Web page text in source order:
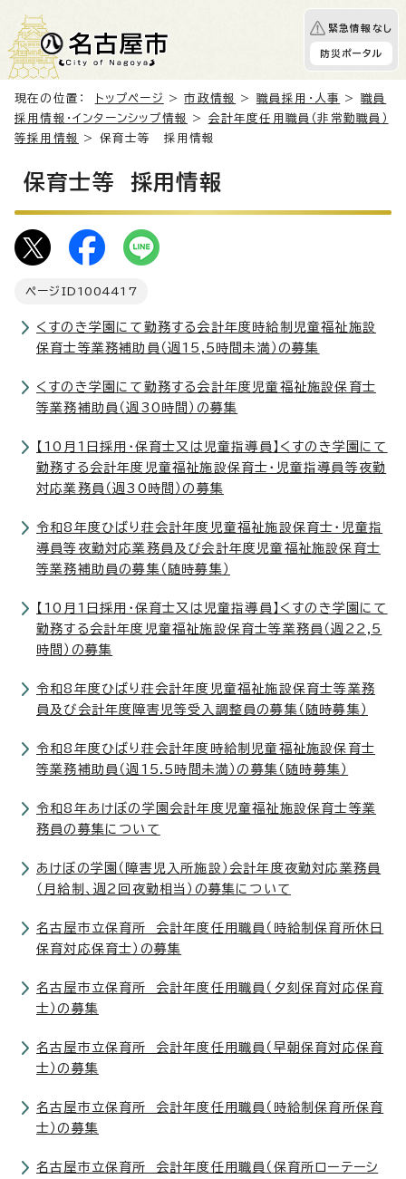
緊急情報なし
防災ポータル
現在の位置： トップページ >市政情報 > 職員採用・人事 > 職員
採用情報・インターンシップ情報
> 会計年度任用職員（非常勤職員）
等採用情報
> 保育士等 採用情報
保育士等 採用情報
ページID 1004417
くすのき学園にて勤務する会計年度時給制児童福祉施設
保育士等業務補助員（週15,5時間未満）の募集
くすのき学園にて勤務する会計年度児童福祉施設保育士
等業務補助員（週30時間）の募集
【10月1日採用・保育士又は児童指導員】くすのき学園にて
勤務する会計年度児童福祉施設保育士・児童指導員等夜勤
対応業務員（週30時間）の募集
令和8年度ひばり荘会計年度児童福祉施設保育士・児童指
導員等夜勤対応業務員及び会計年度児童福祉施設保育士
等業務補助員の募集（随時募集）
【10月1日採用・保育士又は児童指導員】くすのき学園にて
勤務する会計年度児童福祉施設保育士等業務員（週22,5
時間）の募集
令和8年度ひばり荘会計年度児童福祉施設保育士等業務
員及び会計年度障害児等受入調整員の募集（随時募集）
令和8年度ひばり荘会計年度時給制児童福祉施設保育士
等業務補助員（週15.5時間未満）の募集（随時募集）
令和8年あけぼの学園会計年度児童福祉施設保育士等業
務員の募集について
あけぼの学園（障害児入所施設）会計年度夜勤対応業務員
（月給制、週2回夜勤相当）の募集について
名古屋市立保育所 会計年度任用職員（時給制保育所休日
保育対応保育士）の募集
名古屋市立保育所 会計年度任用職員（夕刻保育対応保育
士）の募集
名古屋市立保育所 会計年度任用職員（早朝保育対応保育
士）の募集
名古屋市立保育所 会計年度任用職員（時給制保育所保育
士）の募集
名古屋市立保育所 会計年度任用職員（保育所ローテーシ